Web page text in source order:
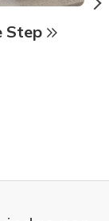
Step